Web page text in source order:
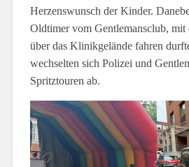
Herzenswunsch der Kinder.
Oldtimer vom Gentlemansclub, mit
über das Klinikgelände fahren
wechselten sich Polizei und
Spritztouren ab.